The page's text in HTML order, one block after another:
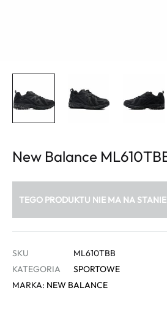
New Balance
TEGO PRODUKTU NIE MA NA
SKU
ML610TBB
KATEGORIA
SPORTOWE
MARKA: NEW BALANCE